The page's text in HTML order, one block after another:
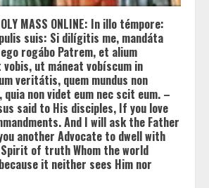
MASS ONLINE: In illo témpore:
suis: Si dilígitis me, mandáta
rogábo Patrem, et alium
ut máneat vobíscum in
veritátis, quem mundus non
non videt eum nec scit eum. –
said to His disciples, If you love
And I will ask the Father
another Advocate to dwell with
of truth Whom the world
it neither sees Him nor